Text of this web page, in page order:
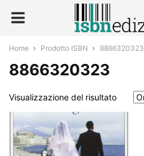
Home Prodotto ISBN 8866320323
8866320323
Visualizzazione del risultato